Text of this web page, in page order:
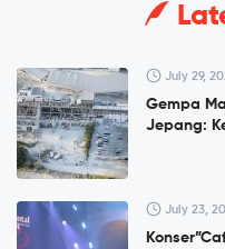
July 29,
Gempa
Jepang:
July 23,